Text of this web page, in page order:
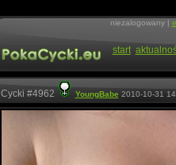
niezalogowany |
start
Cycki #4962 YoungBabe 2010-10-31